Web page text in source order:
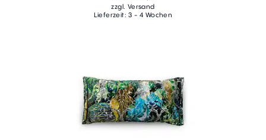
zzgl. Versand
Lieferzeit: 3 - 4 Wochen